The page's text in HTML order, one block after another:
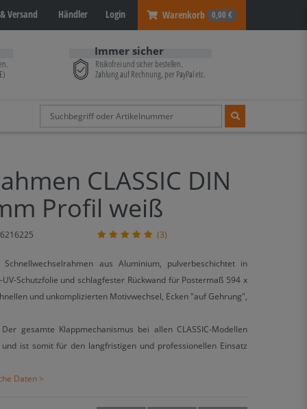
Versand Händler Login Warenkorb 0,00 €
Immer sicher
Risikofrei und sicher bestellen.
Zahlung auf Rechnung, per PayPal etc.
CLASSIC DIN
Profil weiß
(3)
Schnellwechselrahmen aus Aluminium, pulverbeschichtet in
Schutzfolie und schlagfester Rückwand für Postermaß 594 x
und unkomplizierten Motivwechsel, Ecken "auf Gehrung",
Der gesamte Klappmechanismus bei allen CLASSIC-Modellen
ist somit für den langfristigen und professionellen Einsatz
Daten >